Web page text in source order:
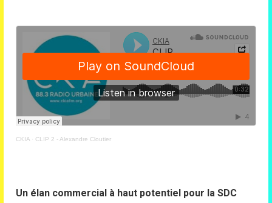
CKIA · CLIP 2 - Alexandre Cloutier
Un élan commercial à haut potentiel pour la SDC